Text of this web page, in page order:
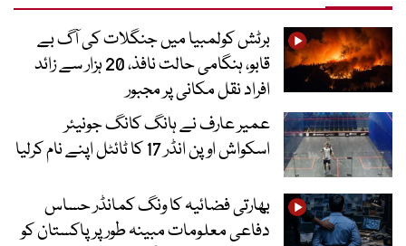
برٹش کولمبیا میں جنگلات کی آگ بے
قابو، ہنگامی حالت نافذ، 20 ہزار سے زائد
افراد نقل مکانی پر مجبور
عمیر عارف نے ہانگ کانگ جونیئر
اسکواش اوپن انڈر 17 کا ٹائٹل اپنے نام کرلیا
بھارتی فضائیہ کا ونگ کمانڈر حساس
دفاعی معلومات مبینہ طور پر پاکستان کو